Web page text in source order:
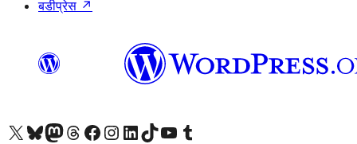
बडीप्रेस ↗
हाम्रो X (पहिले ट्विटर) खातामा जानुहोस्
हाम्रो Bluesky खाता भ्रमण गर्नुहोस्
हाम्रो म्यास्टोडन खाता भ्रमण गर्नुहोस्
हाम्रो थ्रेड्स खातामा जानुहोस्
हाम्रो फेसबुक पेजमा जानुहोस्
हाम्रो इन्स्टाग्राम खातामा जानुहोस्
हाम्रो लिङ्क्डइन खातामा जानुहोस्
हाम्रो TikTok खाता भ्रमण गर्नुहोस्
हाम्रो युट्युब च्यानलमा जानुहोस्
हाम्रो टम्बलर खाता भ्रमण गर्नुहोस्